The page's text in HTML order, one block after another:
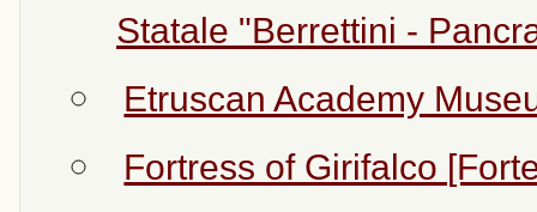
Statale "Berrettini -
Etruscan Academy
Fortress of Girifalco